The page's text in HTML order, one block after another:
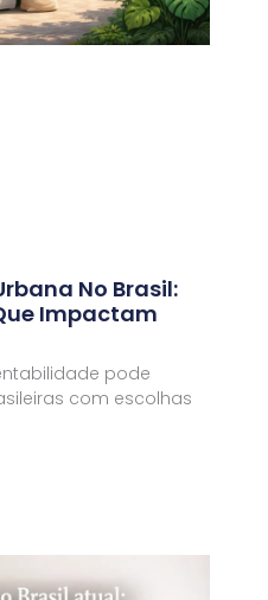
No Brasil:
Impactam
pode
com escolhas